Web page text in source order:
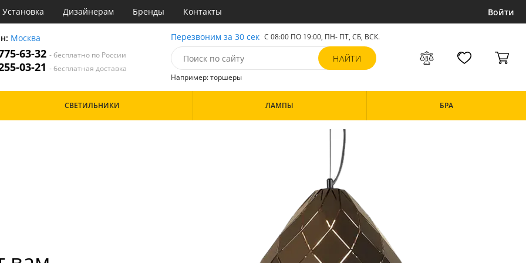
Установка Дизайнерам Бренды Контакты Войти
Москва
63-32- бесплатно по России
03-21- бесплатная доставка
Перезвоним за 30 сек С 08:00 ПО 19:00, ПН- ПТ, СБ, ВСК.
Например: торшеры
СВЕТИЛЬНИКИ ЛАМПЫ БРА